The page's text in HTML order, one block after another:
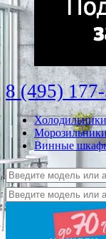
8 (495)
Холодильники
Винные